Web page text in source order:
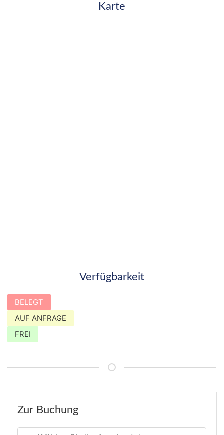
Karte
Verfügbarkeit
BELEGT
AUF ANFRAGE
FREI
Zur Buchung